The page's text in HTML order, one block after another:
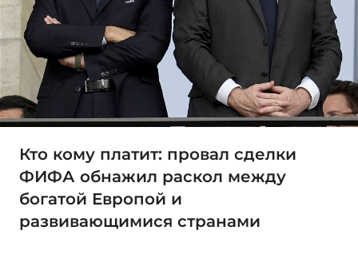
Кто кому платит: провал сделки
ФИФА обнажил раскол между
богатой Европой и
развивающимися странами